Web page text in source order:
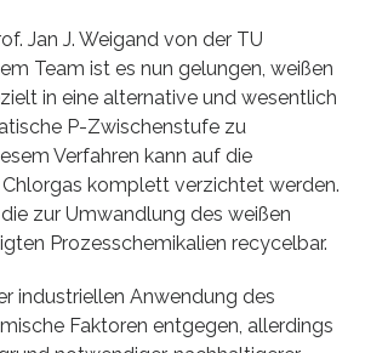
Jan J. Weigand von der TU
Team ist es nun gelungen, weißen
in eine alternative und wesentlich
P-Zwischenstufe zu
Verfahren kann auf die
komplett verzichtet werden.
zur Umwandlung des weißen
Prozesschemikalien recycelbar.
industriellen Anwendung des
Faktoren entgegen, allerdings